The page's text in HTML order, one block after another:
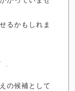
るかもしれま
の候補として